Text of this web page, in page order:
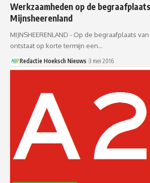
Werkzaamheden op de
Mijnsheerenland
MIJNSHEERENLAND - Op de begraafplaats
ontstaat op korte termijn een…
Redactie Hoeksch Nieuws 3 mei 2016